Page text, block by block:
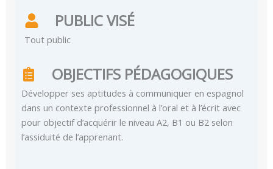
PUBLIC VISÉ
Tout public
OBJECTIFS PÉDAGOGIQUES
Développer ses aptitudes à communiquer en espagnol
dans un contexte professionnel à l’oral et à l’écrit avec
pour objectif d’acquérir le niveau A2, B1 ou B2 selon
l’assiduité de l’apprenant.